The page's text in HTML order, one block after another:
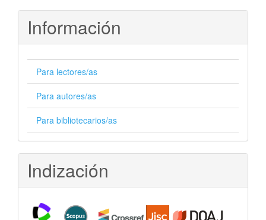
Información
Para lectores/as
Para autores/as
Para bibliotecarios/as
Indización